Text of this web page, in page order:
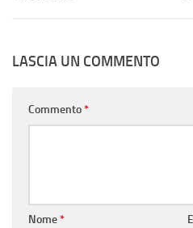
LASCIA UN COMMENTO
Commento*
Nome*